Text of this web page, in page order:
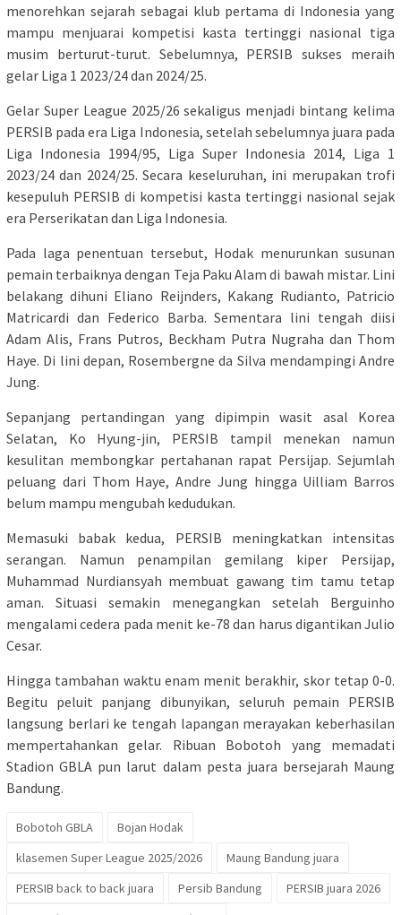
menorehkan sejarah sebagai klub pertama di Indonesia yang
mampu menjuarai kompetisi kasta tertinggi nasional tiga
musim berturut-turut. Sebelumnya, PERSIB sukses meraih
gelar Liga 1 2023/24 dan 2024/25.
Gelar Super League 2025/26 sekaligus menjadi bintang kelima
PERSIB pada era Liga Indonesia, setelah sebelumnya juara pada
Liga Indonesia 1994/95, Liga Super Indonesia 2014, Liga 1
2023/24 dan 2024/25. Secara keseluruhan, ini merupakan trofi
kesepuluh PERSIB di kompetisi kasta tertinggi nasional sejak
era Perserikatan dan Liga Indonesia.
Pada laga penentuan tersebut, Hodak menurunkan susunan
pemain terbaiknya dengan Teja Paku Alam di bawah mistar. Lini
belakang dihuni Eliano Reijnders, Kakang Rudianto, Patricio
Matricardi dan Federico Barba. Sementara lini tengah diisi
Adam Alis, Frans Putros, Beckham Putra Nugraha dan Thom
Haye. Di lini depan, Rosembergne da Silva mendampingi Andre
Jung.
Sepanjang pertandingan yang dipimpin wasit asal Korea
Selatan, Ko Hyung-jin, PERSIB tampil menekan namun
kesulitan membongkar pertahanan rapat Persijap. Sejumlah
peluang dari Thom Haye, Andre Jung hingga Uilliam Barros
belum mampu mengubah kedudukan.
Memasuki babak kedua, PERSIB meningkatkan intensitas
serangan. Namun penampilan gemilang kiper Persijap,
Muhammad Nurdiansyah membuat gawang tim tamu tetap
aman. Situasi semakin menegangkan setelah Berguinho
mengalami cedera pada menit ke-78 dan harus digantikan Julio
Cesar.
Hingga tambahan waktu enam menit berakhir, skor tetap 0-0.
Begitu peluit panjang dibunyikan, seluruh pemain PERSIB
langsung berlari ke tengah lapangan merayakan keberhasilan
mempertahankan gelar. Ribuan Bobotoh yang memadati
Stadion GBLA pun larut dalam pesta juara bersejarah Maung
Bandung.
Bobotoh GBLA
Bojan Hodak
klasemen Super League 2025/2026
Maung Bandung juara
PERSIB back to back juara
Persib Bandung
PERSIB juara 2026